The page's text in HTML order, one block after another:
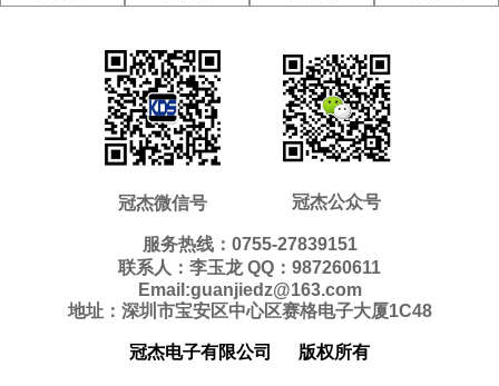
振
美国拉隆晶
振
美国格林雷
工业晶振
美国SiTime
晶振
美国 美国Statek 新西兰瑞康
振 振 振
2520贴片晶
振
2016贴片晶
振
1612贴片晶
振
10.4*4.0mm
贴片晶振
8.0*3.8mm
贴片晶振
7.1*3.3mm
贴片晶振
7.0*1.5mm 5.0*1.8mm 4.1*1.5mm
冠杰微信号 冠杰公众号
服务热线：0755-27839151
联系人：李玉龙 QQ：987260611
Email:guanjiedz@163.com
地址：深圳市宝安区中心区赛格电子大厦1C48
冠杰电子有限公司 版权所有